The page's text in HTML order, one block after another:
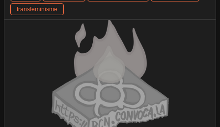
transfeminisme